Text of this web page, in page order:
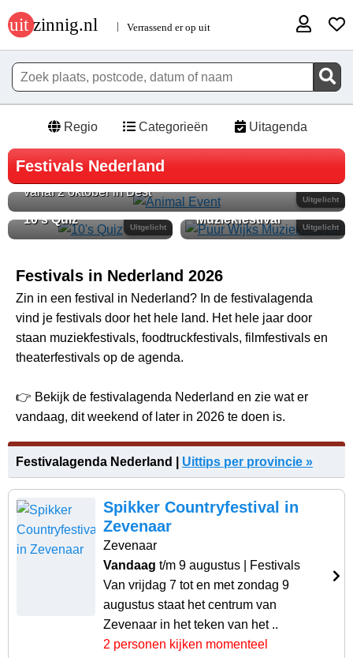
Regio Categorieën Uitagenda
Festivals Nederland
Uitgelicht
Animal Event
vanaf 2 oktober in Best
Uitgelicht
10's Quiz
Uitgelicht
Puur Wijks
Muziekfestival
Festivals in Nederland 2026
Zin in een festival in Nederland? In de festivalagenda
vind je festivals door het hele land. Het hele jaar door
staan muziekfestivals, foodtruckfestivals, filmfestivals en
theaterfestivals op de agenda.
👉 Bekijk de festivalagenda Nederland en zie wat er
vandaag, dit weekend of later in 2026 te doen is.
Festivalagenda Nederland | Uittips per provincie »
Spikker Countryfestival in
Zevenaar
Zevenaar
Vandaag t/m 9 augustus | Festivals
Van vrijdag 7 tot en met zondag 9
augustus staat het centrum van
Zevenaar in het teken van het ..
2 personen kijken momenteel